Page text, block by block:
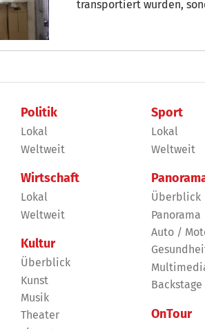
transportiert
Politik
Lokal
Weltweit
Wirtschaft
Lokal
Weltweit
Kultur
Überblick
Kunst
Musik
Theater
Sport
Lokal
Weltweit
Überblick
Panorama
Auto /
Backstage
OnTour